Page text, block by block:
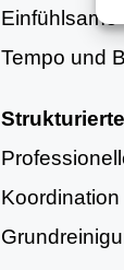
Tempo und